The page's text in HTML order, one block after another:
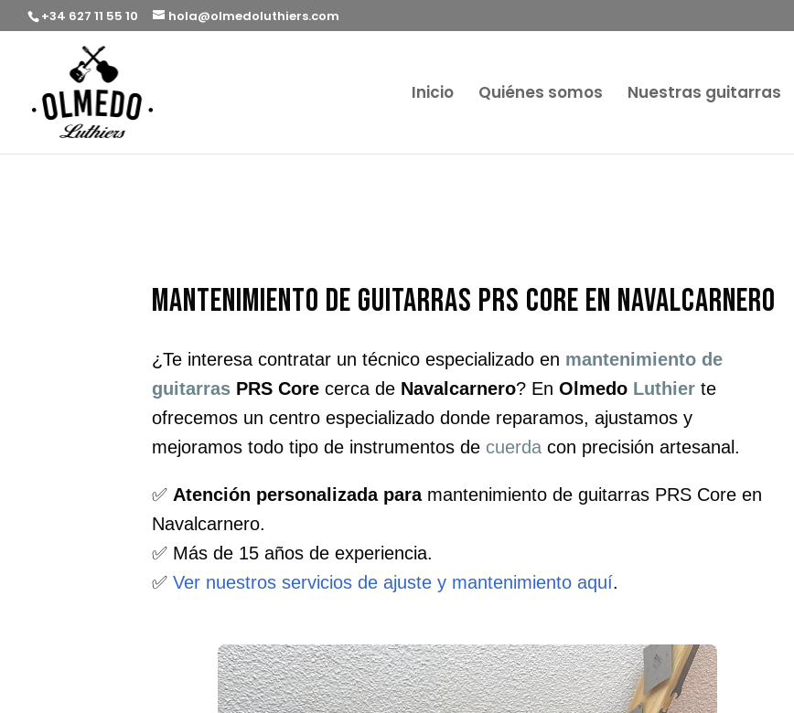
+34 627 11 55 10 hola@olmedoluthiers.com
Inicio Quiénes somos Nuestras guitarras
mantenimiento de guitarras PRS Core en Navalcarnero
¿Te interesa contratar un técnico especializado en mantenimiento de
guitarras PRS Core cerca de Navalcarnero? EnOlmedo Luthier te
ofrecemos un centro especializado donde reparamos, ajustamos y
mejoramos todo tipo de instrumentos de cuerda con precisión artesanal.
✅ Atención personalizada paramantenimiento de guitarras PRS Core en
Navalcarnero.
✅ Más de 15 años de experiencia.
✅Ver nuestros servicios de ajuste y mantenimiento aquí.